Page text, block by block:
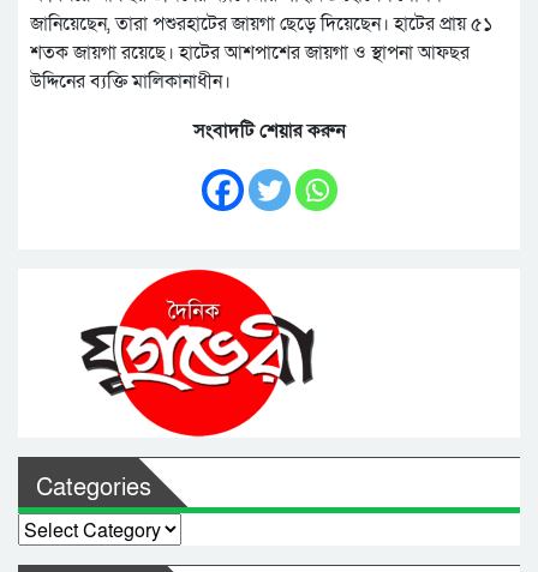
জানিয়েছেন, তারা পশুরহাটের জায়গা ছেড়ে দিয়েছেন। হাটের প্রায় ৫১
শতক জায়গা রয়েছে। হাটের আশপাশের জায়গা ও স্থাপনা আফছর
উদ্দিনের ব্যক্তি মালিকানাধীন।
সংবাদটি শেয়ার করুন
Categories
Categories